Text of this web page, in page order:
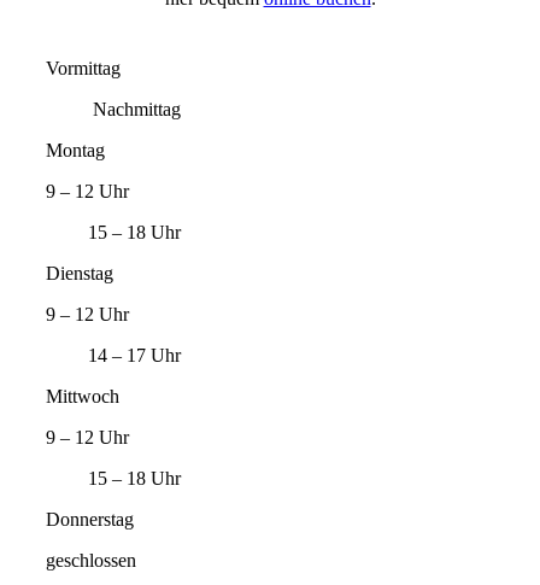
Vormittag
Nachmittag
Montag
9 – 12 Uhr
15 – 18 Uhr
Dienstag
9 – 12 Uhr
14 – 17 Uhr
Mittwoch
9 – 12 Uhr
15 – 18 Uhr
Donnerstag
geschlossen